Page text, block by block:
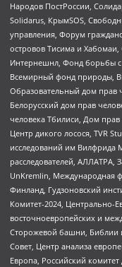
Народов ПостРоссии,
Solidarus, КрымSOS,
управления, Форум
островов Тисима и
Интернешнл, Фонд борьбы с
Всемирный фонд природы,
Образовательный дом прав
Белорусский дом прав
человека Тбилиси, Дом
Центр дикого лосося, TVR
исследований им Вилфрида
расследователей, АЛЛАТРА,
UnKremlin, Международная
Финланд, Гудзоновский
Комитет-2024, Центрально-
восточноевропейских и
Сторожевой башни, Библии
Совет, Центр анализа
Европа, Российский